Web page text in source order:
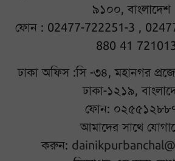
৯১০০, বাংলাদেশ
ফোন : 02477-722251-3 ,
880 41
ঢাকা অফিস :সি -৩৪, মহানগর
ঢাকা-১২১৯,
ফোন:
আমাদের সাথে
করুন: